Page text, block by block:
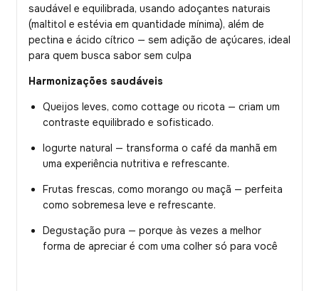
saudável e equilibrada, usando adoçantes naturais
(maltitol e estévia em quantidade mínima), além de
pectina e ácido cítrico — sem adição de açúcares, ideal
para quem busca sabor sem culpa
Harmonizações saudáveis
Queijos leves, como cottage ou ricota — criam um
contraste equilibrado e sofisticado.
Iogurte natural — transforma o café da manhã em
uma experiência nutritiva e refrescante.
Frutas frescas, como morango ou maçã — perfeita
como sobremesa leve e refrescante.
Degustação pura — porque às vezes a melhor
forma de apreciar é com uma colher só para você